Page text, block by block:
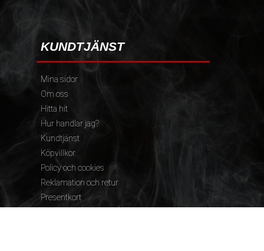
KUNDTJÄNST
Mina sidor
Om oss
Hitta hit
Hur handlar jag?
Kundtjänst
Köpvillkor
Policy och cookies
Reklamation och retur
Presentkort